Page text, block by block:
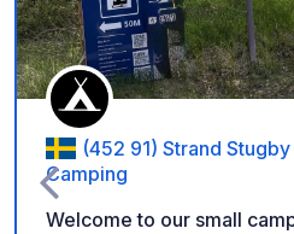
(452 91) Strand Stugby
Camping
Welcome to our small